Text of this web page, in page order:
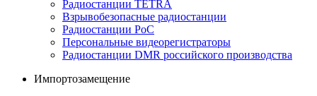
Радиостанции TETRA
Взрывобезопасные радиостанции
Радиостанции PoC
Персональные видеорегистраторы
Радиостанции DMR российского производства
Импортозамещение